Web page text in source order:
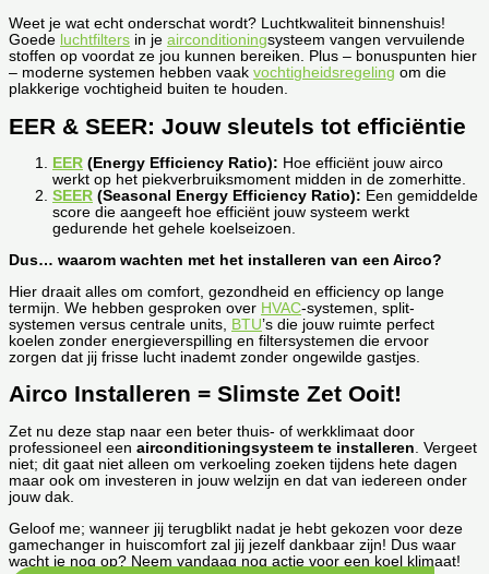
Weet je wat echt onderschat wordt? Luchtkwaliteit binnenshuis!
Goede luchtfilters in je airconditioningsysteem vangen vervuilende
stoffen op voordat ze jou kunnen bereiken. Plus – bonuspunten hier
– moderne systemen hebben vaak vochtigheidsregeling om die
plakkerige vochtigheid buiten te houden.
EER & SEER: Jouw sleutels tot efficiëntie
EER (Energy Efficiency Ratio): Hoe efficiënt jouw airco
werkt op het piekverbruiksmoment midden in de zomerhitte.
SEER (Seasonal Energy Efficiency Ratio): Een gemiddelde
score die aangeeft hoe efficiënt jouw systeem werkt
gedurende het gehele koelseizoen.
Dus… waarom wachten met het installeren van een Airco?
Hier draait alles om comfort, gezondheid en efficiency op lange
termijn. We hebben gesproken over HVAC-systemen, split-
systemen versus centrale units,
BTU’s die jouw ruimte perfect
koelen zonder energieverspilling en filtersystemen die ervoor
zorgen dat jij frisse lucht inademt zonder ongewilde gastjes.
Airco Installeren = Slimste Zet Ooit!
Zet nu deze stap naar een beter thuis- of werkklimaat door
professioneel een airconditioningsysteem te installeren. Vergeet
niet; dit gaat niet alleen om verkoeling zoeken tijdens hete dagen
maar ook om investeren in jouw welzijn en dat van iedereen onder
jouw dak.
Geloof me; wanneer jij terugblikt nadat je hebt gekozen voor deze
gamechanger in huiscomfort zal jij jezelf dankbaar zijn! Dus waar
wacht je nog op? Neem vandaag nog actie voor een koel klimaat!